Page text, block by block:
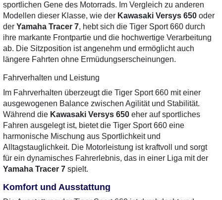
sportlichen Gene des Motorrads. Im Vergleich zu anderen
Modellen dieser Klasse, wie der Kawasaki Versys 650 oder
der Yamaha Tracer 7, hebt sich die Tiger Sport 660 durch
ihre markante Frontpartie und die hochwertige Verarbeitung
ab. Die Sitzposition ist angenehm und ermöglicht auch
längere Fahrten ohne Ermüdungserscheinungen.
Fahrverhalten und Leistung
Im Fahrverhalten überzeugt die Tiger Sport 660 mit einer
ausgewogenen Balance zwischen Agilität und Stabilität.
Während die Kawasaki Versys 650 eher auf sportliches
Fahren ausgelegt ist, bietet die Tiger Sport 660 eine
harmonische Mischung aus Sportlichkeit und
Alltagstauglichkeit. Die Motorleistung ist kraftvoll und sorgt
für ein dynamisches Fahrerlebnis, das in einer Liga mit der
Yamaha Tracer 7 spielt.
Komfort und Ausstattung